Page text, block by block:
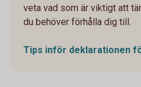
veta vad som är viktigt att
du behöver förhålla dig till.
Tips inför deklarationen